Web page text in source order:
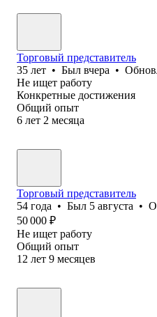
Торговый представитель
35 лет • Был вчера •
Не ищет работу
Конкретные достижения
Общий опыт
6 лет 2 месяца
Торговый представитель
54 года • Был 5 августа •
50 000 ₽
Не ищет работу
Общий опыт
12 лет 9 месяцев